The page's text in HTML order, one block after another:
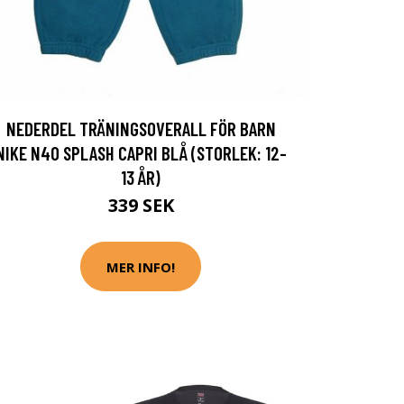
NEDERDEL TRÄNINGSOVERALL FÖR BARN
N40 SPLASH CAPRI BLÅ (STORLEK: 12-
13 ÅR)
339 SEK
MER INFO!